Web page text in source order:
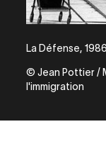
La Défense, 1986
© Jean Pottier /
l'immigration